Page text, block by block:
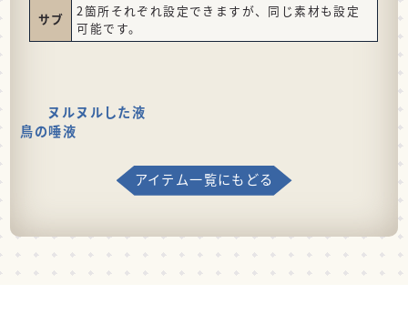
サブ
2箇所それぞれ設定できますが、同じ素材も設定
可能です。
ヌルヌルした液
鳥の唾液
アイテム一覧にもどる